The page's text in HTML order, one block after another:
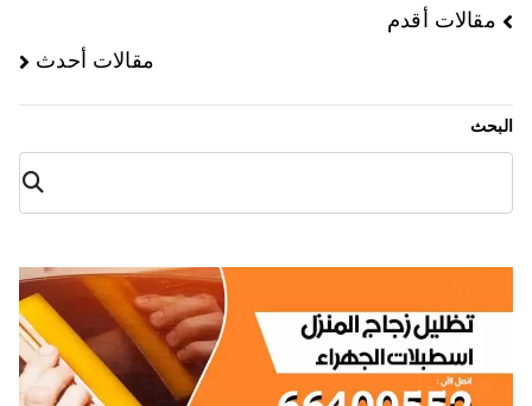
مقالات أقدم
مقالات أحدث
البحث
البح
ث